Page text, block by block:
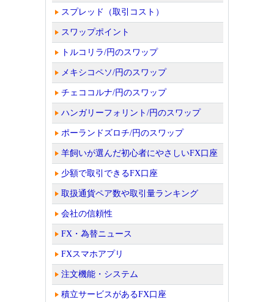
スプレッド（取引コスト）
スワップポイント
トルコリラ/円のスワップ
メキシコペソ/円のスワップ
チェココルナ/円のスワップ
ハンガリーフォリント/円のスワップ
ポーランドズロチ/円のスワップ
羊飼いが選んだ初心者にやさしいFX口座
少額で取引できるFX口座
取扱通貨ペア数や取引量ランキング
会社の信頼性
FX・為替ニュース
FXスマホアプリ
注文機能・システム
積立サービスがあるFX口座